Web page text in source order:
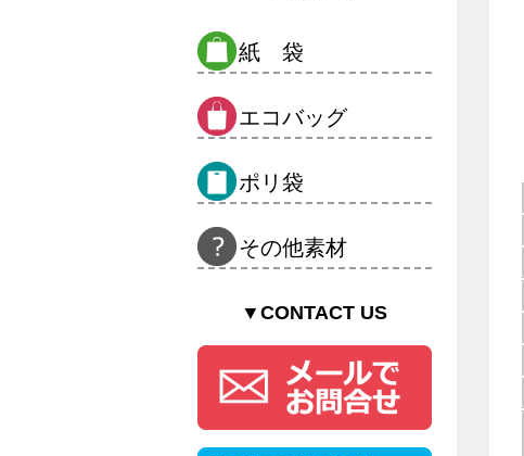
紙 袋
エコバッグ
ポリ袋
その他素材
▼CONTACT US